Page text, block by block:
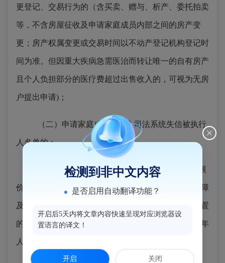
更登记、 交易行为的（含买卖、赠与、析产、 委托拍卖
等， 不含房屋征收及申请家庭成员内部之间的房产变
更；房产权属变更或交易时间以不动产登记机构登记时
间为准。但因重大疾病急需医治而转让唯一的自有房产
且个人负担部分的医疗费超过出售收入的，可视为无房
户提出申请)；
（二）申请家庭成员被列入司法系统失信被执行
人名单的；
（三）申请家庭成员已享受过经济适用住房、限
价房、集资房、解困房、房改房等政策性实物住房保障
及 公房征收产权补偿安置
的（申请人在享受以上 住房保障时，属于未成年
人的
检测到非中文内容
是否启用自动翻译功能？
开启后5天内将文章内容快速呈现对应浏览器设
置语言的译文！
开启 关闭